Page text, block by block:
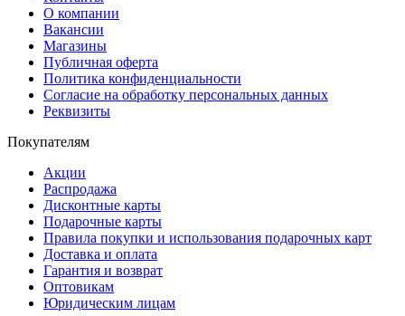
О компании
Вакансии
Магазины
Публичная оферта
Политика конфиденциальности
Согласие на обработку персональных данных
Реквизиты
Покупателям
Акции
Распродажа
Дисконтные карты
Подарочные карты
Правила покупки и использования подарочных карт
Доставка и оплата
Гарантия и возврат
Оптовикам
Юридическим лицам